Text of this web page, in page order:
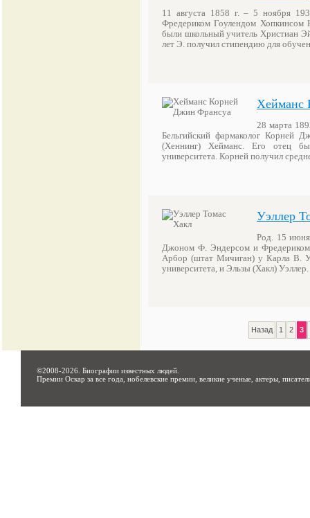
11 августа 1858 г. – 5 ноября
Фредериком Гоулендом Хопкинсом
были школьный учитель Христиан
лет Э. получил стипендию для
Хейманс
28 марта
Бельгийский фармаколог
(Хеннинг) Хейманс. Его отец
университета. Корней получил
Уэллер
Род. 15 июня
Джоном Ф. Эндерсом и Фредериком
Арбор (штат Мичиган) у Карла В.
университета, и Эльзы (Хакл)
Назад 1 2 3
©2008-2026. Биографии известных людей
Премии Оскар за все года, нобелевские премии, великие ученые, актеры,